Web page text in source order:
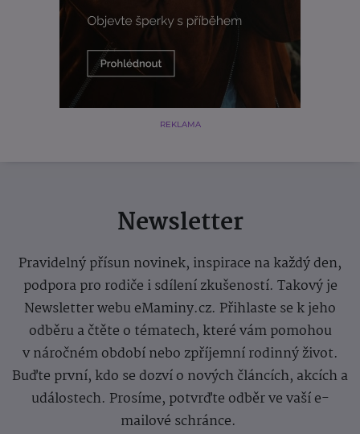
REKLAMA
Newsletter
Pravidelný přísun novinek, inspirace na každý den,
podpora pro rodiče i sdílení zkušeností. Takový je
Newsletter webu eMaminy.cz. Přihlaste se k jeho
odběru a čtěte o tématech, které vám pomohou
v náročném období nebo zpříjemní rodinný život.
Buďte první, kdo se dozví o nových článcích, akcích a
událostech. Prosíme, potvrďte odběr ve vaší e-
mailové schránce.